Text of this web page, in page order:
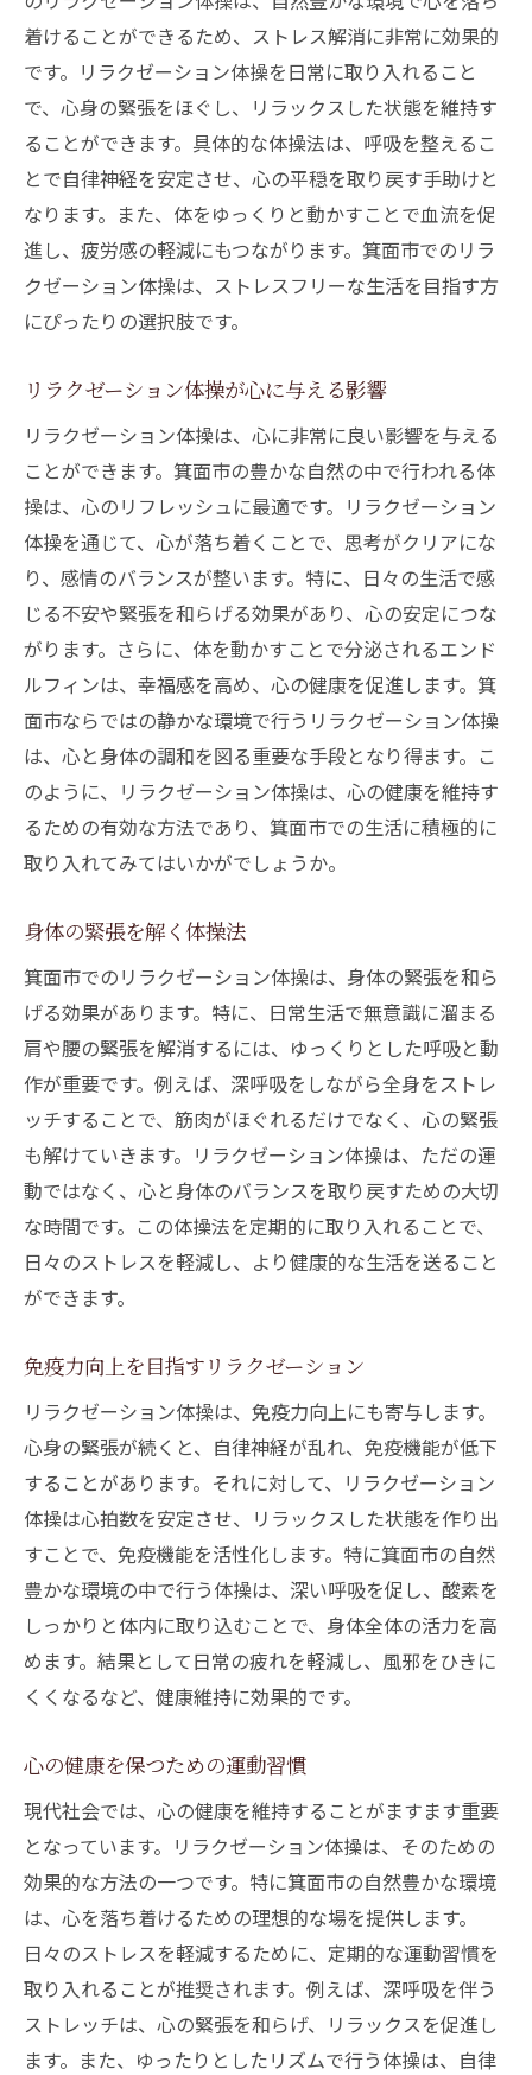
着けることができるため、ストレス解消に非常に効果的
です。リラクゼーション体操を日常に取り入れること
で、心身の緊張をほぐし、リラックスした状態を維持す
ることができます。具体的な体操法は、呼吸を整えるこ
とで自律神経を安定させ、心の平穏を取り戻す手助けと
なります。また、体をゆっくりと動かすことで血流を促
進し、疲労感の軽減にもつながります。箕面市でのリラ
クゼーション体操は、ストレスフリーな生活を目指す方
にぴったりの選択肢です。
リラクゼーション体操が心に与える影響
リラクゼーション体操は、心に非常に良い影響を与える
ことができます。箕面市の豊かな自然の中で行われる体
操は、心のリフレッシュに最適です。リラクゼーション
体操を通じて、心が落ち着くことで、思考がクリアにな
り、感情のバランスが整います。特に、日々の生活で感
じる不安や緊張を和らげる効果があり、心の安定につな
がります。さらに、体を動かすことで分泌されるエンド
ルフィンは、幸福感を高め、心の健康を促進します。箕
面市ならではの静かな環境で行うリラクゼーション体操
は、心と身体の調和を図る重要な手段となり得ます。こ
のように、リラクゼーション体操は、心の健康を維持す
るための有効な方法であり、箕面市での生活に積極的に
取り入れてみてはいかがでしょうか。
身体の緊張を解く体操法
箕面市でのリラクゼーション体操は、身体の緊張を和ら
げる効果があります。特に、日常生活で無意識に溜まる
肩や腰の緊張を解消するには、ゆっくりとした呼吸と動
作が重要です。例えば、深呼吸をしながら全身をストレ
ッチすることで、筋肉がほぐれるだけでなく、心の緊張
も解けていきます。リラクゼーション体操は、ただの運
動ではなく、心と身体のバランスを取り戻すための大切
な時間です。この体操法を定期的に取り入れることで、
日々のストレスを軽減し、より健康的な生活を送ること
ができます。
免疫力向上を目指すリラクゼーション
リラクゼーション体操は、免疫力向上にも寄与します。
心身の緊張が続くと、自律神経が乱れ、免疫機能が低下
することがあります。それに対して、リラクゼーション
体操は心拍数を安定させ、リラックスした状態を作り出
すことで、免疫機能を活性化します。特に箕面市の自然
豊かな環境の中で行う体操は、深い呼吸を促し、酸素を
しっかりと体内に取り込むことで、身体全体の活力を高
めます。結果として日常の疲れを軽減し、風邪をひきに
くくなるなど、健康維持に効果的です。
心の健康を保つための運動習慣
現代社会では、心の健康を維持することがますます重要
となっています。リラクゼーション体操は、そのための
効果的な方法の一つです。特に箕面市の自然豊かな環境
は、心を落ち着けるための理想的な場を提供します。
日々のストレスを軽減するために、定期的な運動習慣を
取り入れることが推奨されます。例えば、深呼吸を伴う
ストレッチは、心の緊張を和らげ、リラックスを促進し
ます。また、ゆったりとしたリズムで行う体操は、自律